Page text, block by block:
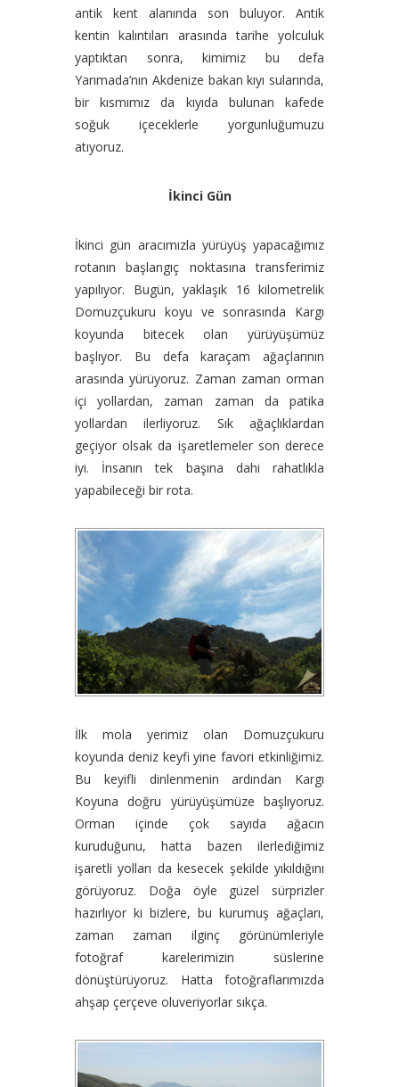
antik kent alanında son buluyor. Antik
kentin kalıntıları arasında tarihe yolculuk
yaptıktan sonra, kimimiz bu defa
Yarımada’nın Akdenize bakan kıyı sularında,
bir kısmımız da kıyıda bulunan kafede
soğuk içeceklerle yorgunluğumuzu
atıyoruz.
İkinci Gün
İkinci gün aracımızla yürüyüş yapacağımız
rotanın başlangıç noktasına transferimiz
yapılıyor. Bugün, yaklaşık 16 kilometrelik
Domuzçukuru koyu ve sonrasında Kargı
koyunda bitecek olan yürüyüşümüz
başlıyor. Bu defa karaçam ağaçlarının
arasında yürüyoruz. Zaman zaman orman
içi yollardan, zaman zaman da patika
yollardan ilerliyoruz. Sık ağaçlıklardan
geçiyor olsak da işaretlemeler son derece
iyi. İnsanın tek başına dahi rahatlıkla
yapabileceği bir rota.
İlk mola yerimiz olan Domuzçukuru
koyunda deniz keyfi yine favori etkinliğimiz.
Bu keyifli dinlenmenin ardından Kargı
Koyuna doğru yürüyüşümüze başlıyoruz.
Orman içinde çok sayıda ağacın
kuruduğunu, hatta bazen ilerlediğimiz
işaretli yolları da kesecek şekilde yıkıldığını
görüyoruz. Doğa öyle güzel sürprizler
hazırlıyor ki bizlere, bu kurumuş ağaçları,
zaman zaman ilginç görünümleriyle
fotoğraf karelerimizin süslerine
dönüştürüyoruz. Hatta fotoğraflarımızda
ahşap çerçeve oluveriyorlar sıkça.